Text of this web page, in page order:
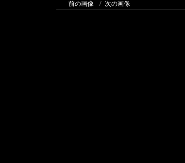
前の画像 次の画像